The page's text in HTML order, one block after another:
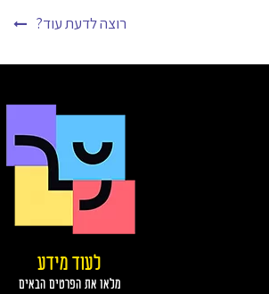
רוצה לדעת עוד?
לעוד מידע
מלאו את הפרטים הבאים